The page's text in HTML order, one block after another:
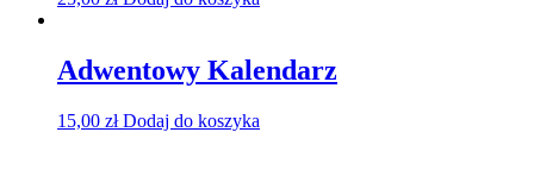
Adwentowy Kalendarz
15,00 zł Dodaj do koszyka